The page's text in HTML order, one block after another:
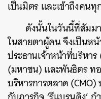
เป็นมิตร และเข้าถึงคน
ดังนั้นในวันนี้ที่สัมม
ในสายตาผู้คน จึงเป็นห
ประธานเจ้าหน้าที่บริหา
(มหาชน) และพันธิตร ท
บริหารการตลาด